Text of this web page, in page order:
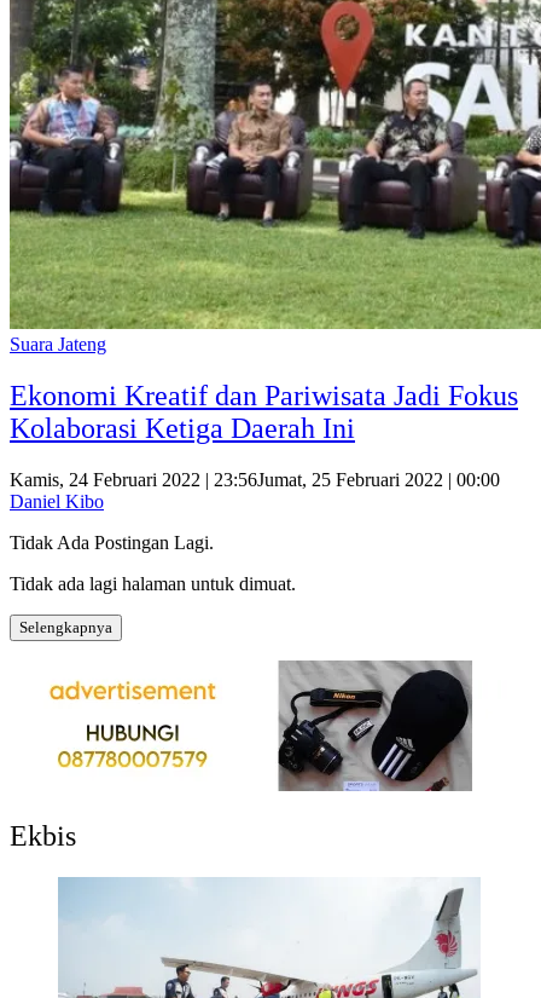
Suara Jateng
Ekonomi Kreatif dan Pariwisata Jadi Fokus
Kolaborasi Ketiga Daerah Ini
Kamis, 24 Februari 2022 | 23:56Jumat, 25 Februari 2022 | 00:00
Daniel Kibo
Tidak Ada Postingan Lagi.
Tidak ada lagi halaman untuk dimuat.
Selengkapnya
Ekbis